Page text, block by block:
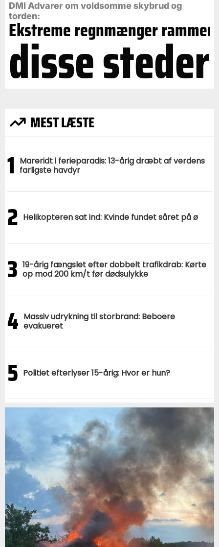
DMI Advarer om voldsomme skybrud og
torden:
Ekstreme regnmænger rammer
disse steder
MEST LÆSTE
1 Mareridt i ferieparadis: 13-årig dræbt af verdens
farligste havdyr
2 Helikopteren sat ind: Kvinde fundet såret på ø
3 19-årig fængslet efter dobbelt trafikdrab: Kørte
op mod 200 km/t før dødsulykke
4 Massiv udrykning til storbrand: Beboere
evakueret
5 Politiet efterlyser 15-årig: Hvor er hun?